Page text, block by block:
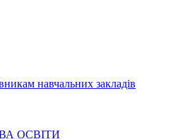
навчальних закладів
ОСВІТИ